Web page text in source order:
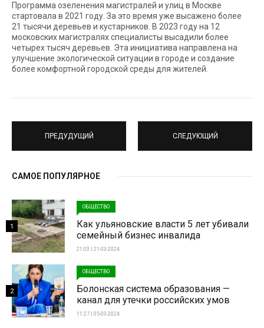
Программа озеленения магистралей и улиц в Москве
стартовала в 2021 году. За это время уже высажено более
21 тысячи деревьев и кустарников. В 2023 году на 12
московских магистралях специалисты высадили более
четырех тысяч деревьев. Эта инициатива направлена на
улучшение экологической ситуации в городе и создание
более комфортной городской среды для жителей.
ПРЕДУДУЩИЙ СЛЕДУЮЩИЙ
САМОЕ ПОПУЛЯРНОЕ
ОБЩЕСТВО
Как ульяновские власти 5 лет убивали
семейный бизнес инвалида
21:03 | 21-03-2024
1
ОБЩЕСТВО
Болонская система образования —
канал для утечки российских умов
11:27 | 05-03-2024
2